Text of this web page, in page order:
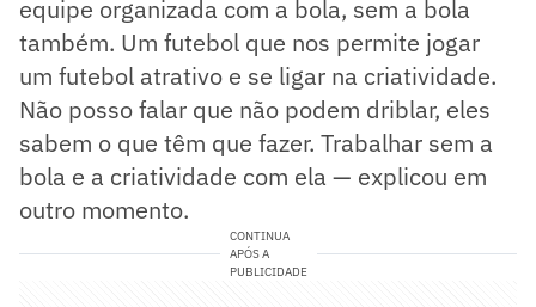
equipe organizada com a bola, sem a bola
também. Um futebol que nos permite jogar
um futebol atrativo e se ligar na criatividade.
Não posso falar que não podem driblar, eles
sabem o que têm que fazer. Trabalhar sem a
bola e a criatividade com ela — explicou em
outro momento.
CONTINUA
APÓS A
PUBLICIDADE